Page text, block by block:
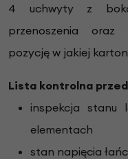
4 uchwyty z
przenoszenia oraz
pozycję w jakiej
Lista kontrolna przed
inspekcja stanu
elementach
stan napięcia